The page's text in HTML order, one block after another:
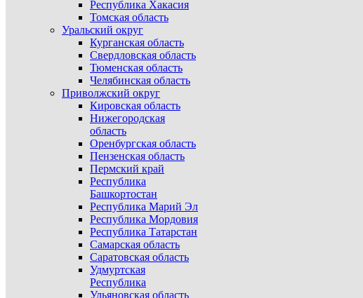
Республика Хакасия
Томская область
Уральский округ
Курганская область
Свердловская область
Тюменская область
Челябинская область
Приволжский округ
Кировская область
Нижегородская
область
Оренбургская область
Пензенская область
Пермский край
Республика
Башкортостан
Республика Марий Эл
Республика Мордовия
Республика Татарстан
Самарская область
Саратовская область
Удмуртская
Республика
Ульяновская область